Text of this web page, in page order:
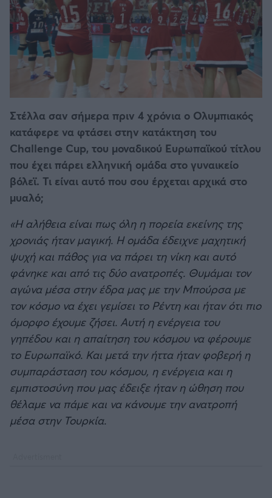
Στέλλα σαν σήμερα πριν 4 χρόνια ο Ολυμπιακός
κατάφερε να φτάσει στην κατάκτηση του
Challenge Cup, του μοναδικού Ευρωπαϊκού τίτλου
που έχει πάρει ελληνική ομάδα στο γυναικείο
βόλεϊ. Τι είναι αυτό που σου έρχεται αρχικά στο
μυαλό;
«Η αλήθεια είναι πως όλη η πορεία εκείνης της
χρονιάς ήταν μαγική. Η ομάδα έδειχνε μαχητική
ψυχή και πάθος για να πάρει τη νίκη και αυτό
φάνηκε και από τις δύο ανατροπές. Θυμάμαι τον
αγώνα μέσα στην έδρα μας με την Μπούρσα με
τον κόσμο να έχει γεμίσει το Ρέντη και ήταν ότι πιο
όμορφο έχουμε ζήσει. Αυτή η ενέργεια του
γηπέδου και η απαίτηση του κόσμου να φέρουμε
το Ευρωπαϊκό. Και μετά την ήττα ήταν φοβερή η
συμπαράσταση του κόσμου, η ενέργεια και η
εμπιστοσύνη που μας έδειξε ήταν η ώθηση που
θέλαμε να πάμε και να κάνουμε την ανατροπή
μέσα στην Τουρκία.